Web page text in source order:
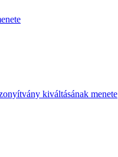
kiváltásának menete